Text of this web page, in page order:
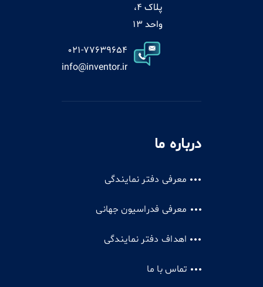
پلاک 4،
واحد 13
021-77639654
info@inventor.ir
درباره ما
معرفی دفتر نمایندگی
معرفی فدراسیون جهانی
اهداف دفتر نمایندگی
تماس با ما